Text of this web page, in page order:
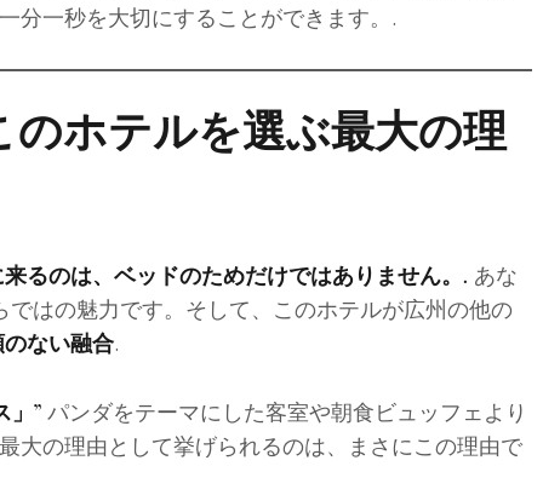
分一秒を大切にすることができます。.
ホテルを選ぶ最大の理
るのは、ベッドのためだけではありません。. あな
はの魅力です。そして、このホテルが広州の他の
ない融合.
」” パンダをテーマにした客室や朝食ビュッフェより
大の理由として挙げられるのは、まさにこの理由で